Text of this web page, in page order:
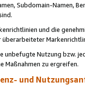
Subdomain-Namen,
und die
unbefugte Nutzung bzw.
Maßnahmen zu ergreifen.
und